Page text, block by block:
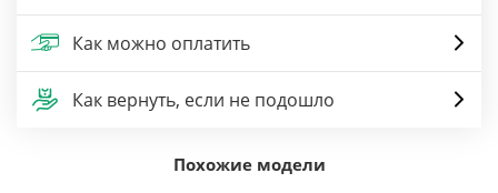
Как можно оплатить
Как вернуть, если не подошло
Похожие модели